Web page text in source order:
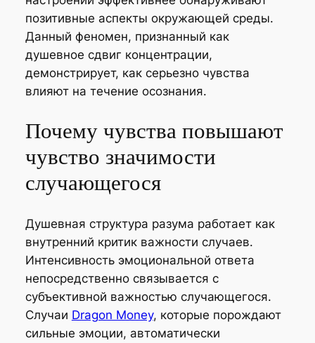
позитивные аспекты окружающей среды.
Данный феномен, признанный как
душевное сдвиг концентрации,
демонстрирует, как серьезно чувства
влияют на течение осознания.
Почему чувства повышают
чувство значимости
случающегося
Душевная структура разума работает как
внутренний критик важности случаев.
Интенсивность эмоциональной ответа
непосредственно связывается с
субъективной важностью случающегося.
Случаи Dragon Money, которые порождают
сильные эмоции, автоматически